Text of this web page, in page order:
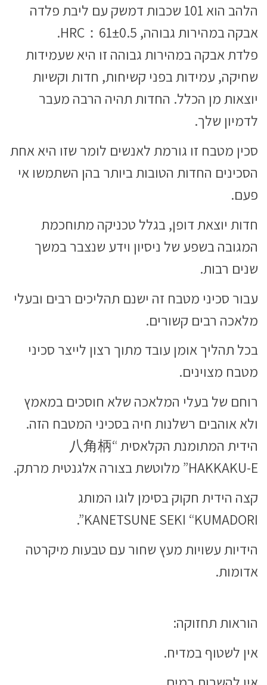
הלהב הוא 101 שכבות דמשק עם ליבת פלדה
אבקה במהירות גבוהה, HRC：61±0.5.
פלדת אבקה במהירות גבוהה זו היא שעמידות
שחיקה, עמידות בפני קשיחות, חדות וקשיות
יוצאות מן הכלל. החדות תהיה הרבה מעבר
לדמיון שלך.
סכין מטבח זו גורמת לאנשים לומר שזו היא אחת
הסכינים החדות הטובות ביותר בהן השתמשו אי
פעם.
חדות יוצאת דופן, בגלל טכניקה מתוחכמת
המגובה בשפע של ניסיון וידע שנצבר במשך
שנים רבות.
עבור סכיני מטבח זה ישנם תהליכים רבים ובעלי
מלאכה רבים קשורים.
בכל תהליך אומן עובד מתוך רצון לייצר סכיני
מטבח מצוינים.
רוחם של בעלי המלאכה שלא חוסכים במאמץ
ולא אוהבים רשלנות חיה בסכיני המטבח הזה.
הידית המתומנת הקלאסית “八角柄
HAKKAKU-E” מלוטשת בצורה אלגנטית מרתק.
קצה הידית חקוק בסימן לוגו המותג
KANETSUNE SEKI “KUMADORI”.
הידיות עשויות מעץ שחור עם טבעות מיקרטה
אדומות.
הוראות תחזוקה:
אין לשטוף במדיח.